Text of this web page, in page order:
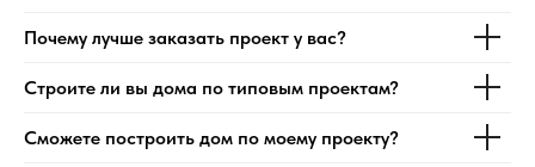
Почему лучше заказать проект у вас?
Строите ли вы дома по типовым проектам?
Сможете построить дом по моему проекту?